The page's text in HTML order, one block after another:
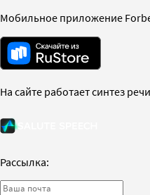
Мобильное приложение
На сайте работает синтез речи
Рассылка: